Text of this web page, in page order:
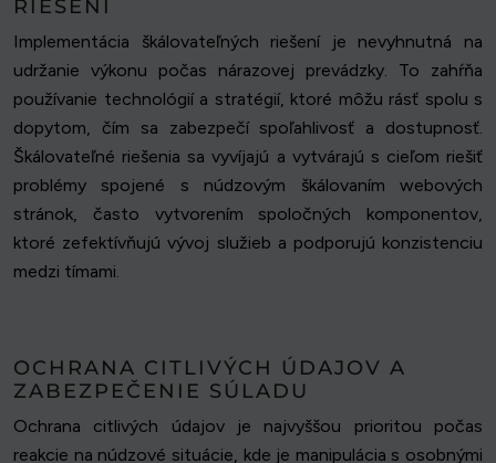
RIEŠENÍ
Implementácia škálovateľných riešení je nevyhnutná na
udržanie výkonu počas nárazovej prevádzky. To zahŕňa
používanie technológií a stratégií, ktoré môžu rásť spolu s
dopytom, čím sa zabezpečí spoľahlivosť a dostupnosť.
Škálovateľné riešenia sa vyvíjajú a vytvárajú s cieľom riešiť
problémy spojené s núdzovým škálovaním webových
stránok, často vytvorením spoločných komponentov,
ktoré zefektívňujú vývoj služieb a podporujú konzistenciu
medzi tímami.
OCHRANA CITLIVÝCH ÚDAJOV A
ZABEZPEČENIE SÚLADU
Ochrana citlivých údajov je najvyššou prioritou počas
reakcie na núdzové situácie, kde je manipulácia s osobnými